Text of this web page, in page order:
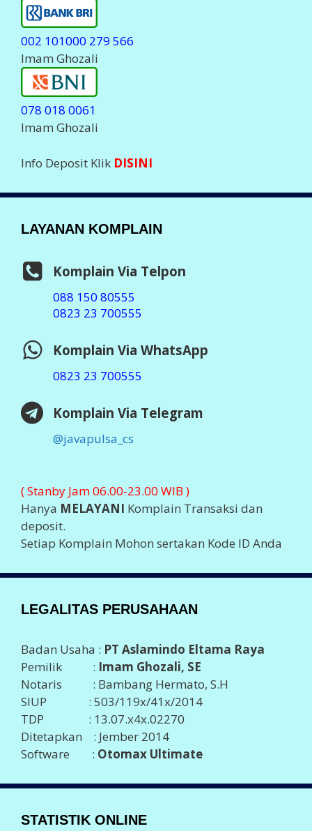
002 101000 279 566
Imam Ghozali
078 018 0061
Imam Ghozali
Info Deposit Klik DISINI
LAYANAN KOMPLAIN
Komplain Via Telpon
088 150 80555
0823 23 700555
Komplain Via WhatsApp
0823 23 700555
Komplain Via Telegram
@javapulsa_cs
( Stanby Jam 06.00-23.00 WIB )
Hanya MELAYANI Komplain Transaksi dan
deposit.
Setiap Komplain Mohon sertakan Kode ID Anda
LEGALITAS PERUSAHAAN
Badan Usaha : PT Aslamindo Eltama Raya
Pemilik : Imam Ghozali, SE
Notaris : Bambang Hermato, S.H
SIUP : 503/119x/41x/2014
TDP : 13.07.x4x.02270
Ditetapkan : Jember 2014
Software : Otomax Ultimate
STATISTIK ONLINE